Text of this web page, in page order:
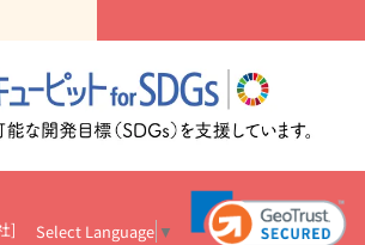
365日の誕生花カレンダー
開店・開業祝
お祝いを贈るときのマナー・
ットのお祝いコラム一覧
誕生日のお花を「色
結婚祝いの予算相場
出産祝いお役立ち情
基礎知識
ペットのお祝いワンポイントアド
フラスタ）のマナー
お見舞いのマナーとル
お祝い花のマナー総まとめ
い花の正解は？
開店祝いの花 選び方ガイ
] Select Language ▼